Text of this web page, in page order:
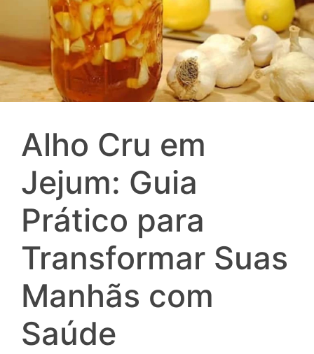
Alho Cru em
Jejum: Guia
Prático para
Transformar Suas
Manhãs com
Saúde